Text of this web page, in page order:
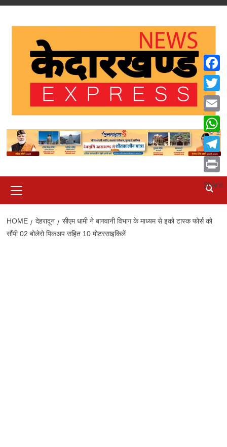
Skip
Menu
HOME देहरादून
सीएम धामी ने बागवानी विभाग के माध्यम से इको टास्क फोर्स को
सौंपी 02 बोलेरो पिकअप सहित 10 मोटरसाइकिलें
Email
Print
Share